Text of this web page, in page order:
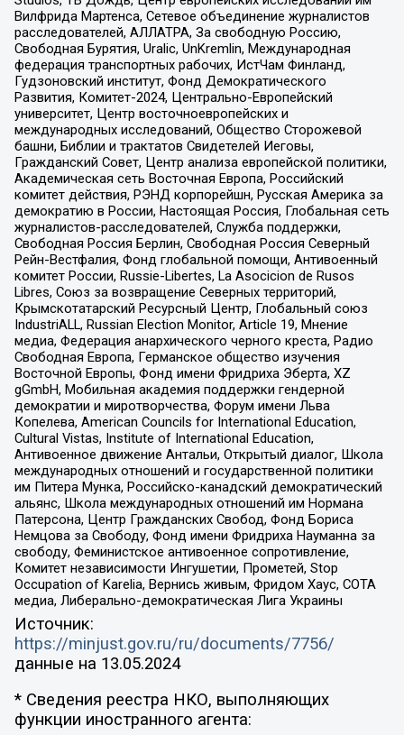
Вилфрида Мартенса, Сетевое объединение журналистов
расследователей, АЛЛАТРА, За свободную Россию,
Свободная Бурятия, Uralic, UnKremlin, Международная
федерация транспортных рабочих, ИстЧам Финланд,
Гудзоновский институт, Фонд Демократического
Развития, Комитет-2024, Центрально-Европейский
университет, Центр восточноевропейских и
международных исследований, Общество Сторожевой
башни, Библии и трактатов Свидетелей Иеговы,
Гражданский Совет, Центр анализа европейской политики,
Академическая сеть Восточная Европа, Российский
комитет действия, РЭНД корпорейшн, Русская Америка за
демократию в России, Настоящая Россия, Глобальная сеть
журналистов-расследователей, Служба поддержки,
Свободная Россия Берлин, Свободная Россия Северный
Рейн-Вестфалия, Фонд глобальной помощи, Антивоенный
комитет России, Russie-Libertes, La Asocicion de Rusos
Libres, Союз за возвращение Северных территорий,
Крымскотатарский Ресурсный Центр, Глобальный союз
IndustriALL, Russian Election Monitor, Article 19, Мнение
медиа, Федерация анархического черного креста, Радио
Свободная Европа, Германское общество изучения
Восточной Европы, Фонд имени Фридриха Эберта, XZ
gGmbH, Мобильная академия поддержки гендерной
демократии и миротворчества, Форум имени Льва
Копелева, American Councils for International Education,
Cultural Vistas, Institute of International Education,
Антивоенное движение Антальи, Открытый диалог, Школа
международных отношений и государственной политики
им Питера Мунка, Российско-канадский демократический
альянс, Школа международных отношений им Нормана
Патерсона, Центр Гражданских Свобод, Фонд Бориса
Немцова за Свободу, Фонд имени Фридриха Науманна за
свободу, Феминистское антивоенное сопротивление,
Комитет независимости Ингушетии, Прометей, Stop
Occupation of Karelia, Вернись живым, Фридом Хаус, СОТА
медиа, Либерально-демократическая Лига Украины
Источник:
https://minjust.gov.ru/ru/documents/7756/
данные на 13.05.2024
* Сведения реестра НКО, выполняющих
функции иностранного агента: